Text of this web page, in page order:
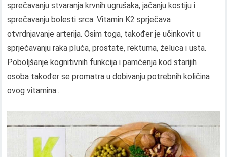
sprečavanju stvaranja krvnih ugrušaka, jačanju kostiju i
sprečavanju bolesti srca. Vitamin K2 sprječava
otvrdnjavanje arterija. Osim toga, također je učinkovit u
sprječavanju raka pluća, prostate, rektuma, želuca i usta.
Poboljšanje kognitivnih funkcija i pamćenja kod starijih
osoba također se promatra u dobivanju potrebnih količina
ovog vitamina..